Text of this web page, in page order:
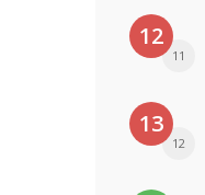
12
11
13
12